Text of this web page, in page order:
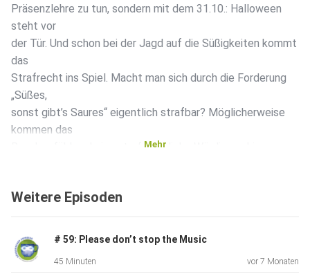
Präsenzlehre zu tun, sondern mit dem 31.10.: Halloween
steht vor
der Tür. Und schon bei der Jagd auf die Süßigkeiten kommt
das
Strafrecht ins Spiel. Macht man sich durch die Forderung
„Süßes,
sonst gibt’s Saures“ eigentlich strafbar? Möglicherweise
kommen das
Bauchgefühl und eine strafrechtliche Würdigung hier zu
strafrechtliche Stolperfallen: Je nach Qualität eines
„Pranks“ könnte durchaus eine Strafbarkeit wegen
Körperverletzung
oder Bedrohung zu diskutieren sein. Und da kann in der
Mehr
Weitere Episoden
# 59: Please don’t stop the Music
45 Minuten vor 7 Monaten